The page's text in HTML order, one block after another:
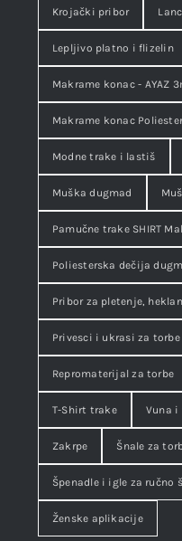
Krojački pribor
Lepljivo platno i flizelin
Makrame konac - AYAZ
Makrame konac
Modne trake i lastiš
Muška dugmad
Pamučne trake SHIRT
Poliesterska dečija
Pribor za pletenje,
Privesci i ukrasi za torbe
Repromaterijal za torbe
T-Shirt trake Vuna i
Zakrpe Šnale za
Špenadle i igle za ručno
Ženske aplikacije